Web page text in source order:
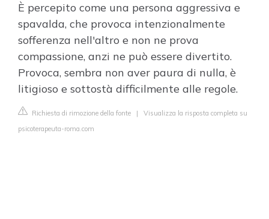
È percepito come una persona aggressiva e
spavalda, che provoca intenzionalmente
sofferenza nell'altro e non ne prova
compassione, anzi ne può essere divertito.
Provoca, sembra non aver paura di nulla, è
litigioso e sottostà difficilmente alle regole.
Richiesta di rimozione della fonte | Visualizza la risposta completa su
psicoterapeuta-roma.com